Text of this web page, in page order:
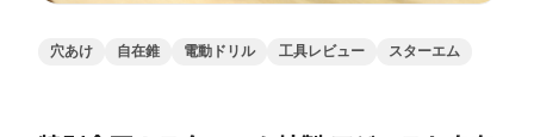
穴あけ 自在錐 電動ドリル 工具レビュー スターエム